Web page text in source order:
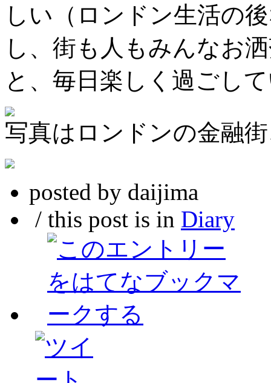
しい（ロンドン生活の
し、街も人もみんなお
と、毎日楽しく過ごし
写真はロンドンの金融
posted by daijima
/ this post is in Diary